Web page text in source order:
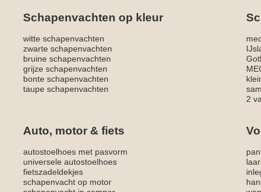
Schapenvachten op kleur
witte schapenvachten
zwarte schapenvachten
bruine schapenvachten
grijze schapenvachten
bonte schapenvachten
taupe schapenvachten
2
Auto, motor & fiets
autostoelhoes met pasvorm
universele autostoelhoes
fietszadeldekjes
schapenvacht op motor